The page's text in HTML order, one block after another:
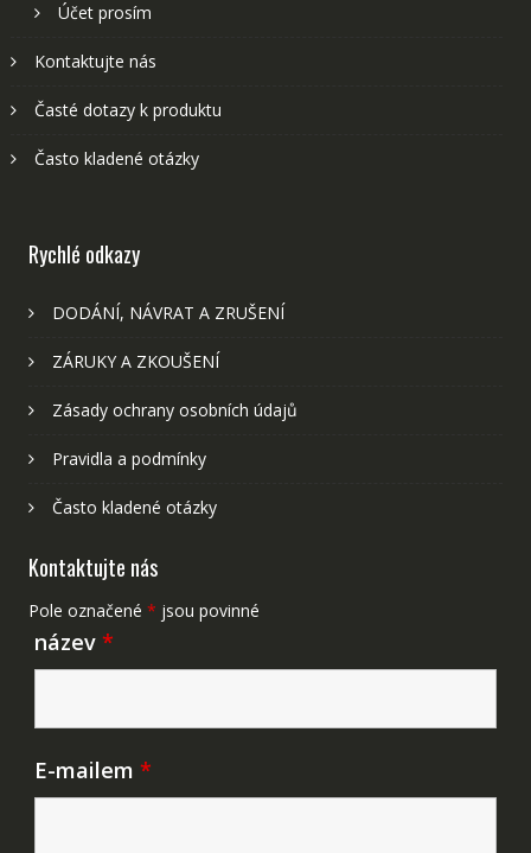
Účet prosím
Kontaktujte nás
Časté dotazy k produktu
Často kladené otázky
Rychlé odkazy
DODÁNÍ, NÁVRAT A ZRUŠENÍ
ZÁRUKY A ZKOUŠENÍ
Zásady ochrany osobních údajů
Pravidla a podmínky
Často kladené otázky
Kontaktujte nás
Pole označené * jsou povinné
název *
E-mailem *